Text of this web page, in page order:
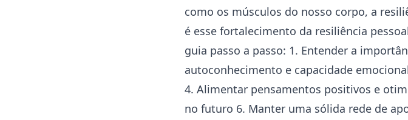
como os músculos do nosso corpo, a
é esse fortalecimento da resiliência
guia passo a passo: 1. Entender a
autoconhecimento e capacidade
4. Alimentar pensamentos positivos e
no futuro 6. Manter uma sólida rede de